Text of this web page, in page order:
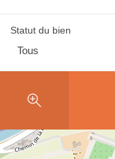
Statut du bien
Tous